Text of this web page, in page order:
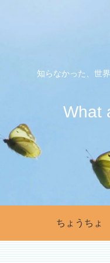
知らなかった、世
What
ちょうちょ